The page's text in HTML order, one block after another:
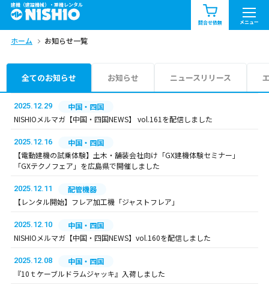
建機（建設機械）・重機レンタル
問合せ依頼 メニュー
商品一覧 お知らせ一覧
問合せ依頼リスト
エリア情報を見る
九州・沖縄（外部）
ホーム お知らせ一覧
全てのお知らせ お知らせ ニュースリリース
2025.12.29
中国・四国
NISHIOメルマガ【中国・四国NEWS】 vol.161を配信しました
2025.12.16
中国・四国
【電動建機の試乗体験】土木・舗装会社向け「GX建機体験セミナー」
「GXテクノフェア」を広島県で開催しました
2025.12.11
配管機器
【レンタル開始】フレア加工機「ジャストフレア」
2025.12.10
中国・四国
NISHIOメルマガ【中国・四国NEWS】vol.160を配信しました
2025.12.08
中国・四国
『10ｔケーブルドラムジャッキ』入荷しました